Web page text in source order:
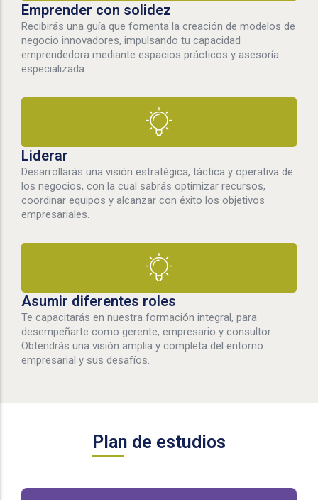
Emprender con solidez
Recibirás una guía que fomenta la creación de modelos de
negocio innovadores, impulsando tu capacidad
emprendedora mediante espacios prácticos y asesoría
especializada.
Liderar
Desarrollarás una visión estratégica, táctica y operativa de
los negocios, con la cual sabrás optimizar recursos,
coordinar equipos y alcanzar con éxito los objetivos
empresariales.
Asumir diferentes roles
Te capacitarás en nuestra formación integral, para
desempeñarte como gerente, empresario y consultor.
Obtendrás una visión amplia y completa del entorno
empresarial y sus desafíos.
Plan de estudios